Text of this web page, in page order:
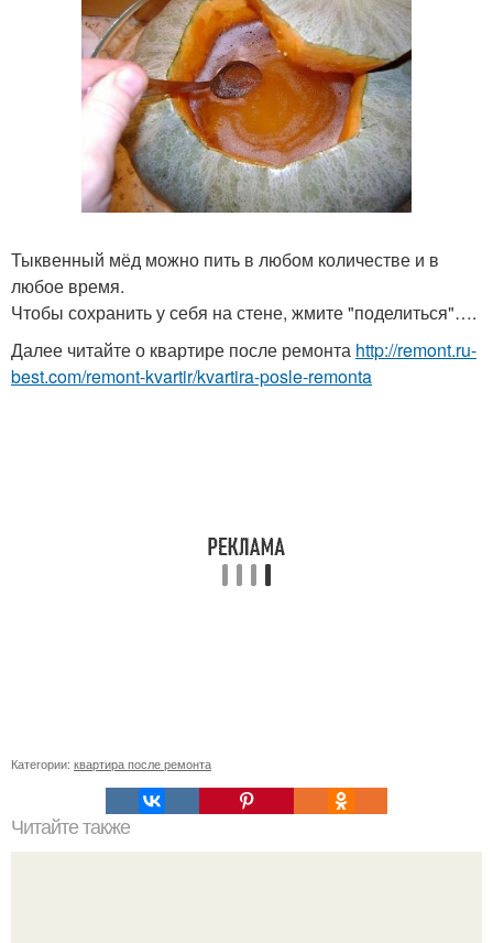
Тыквенный мёд можно пить в любом количестве и в
любое время.
Чтобы сохранить у себя на стене, жмите "поделиться"….
Далее читайте о квартире после ремонта http://remont.ru-
best.com/remont-kvartir/kvartira-posle-remonta
Категории: квартира после ремонта
Читайте также